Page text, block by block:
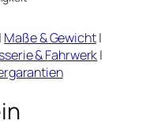
Maße & Gewicht|
& Fahrwerk|